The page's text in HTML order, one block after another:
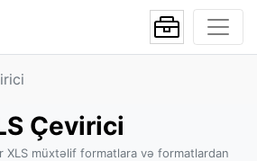
Çevirici
XLS müxtəlif formatlara və formatlardan